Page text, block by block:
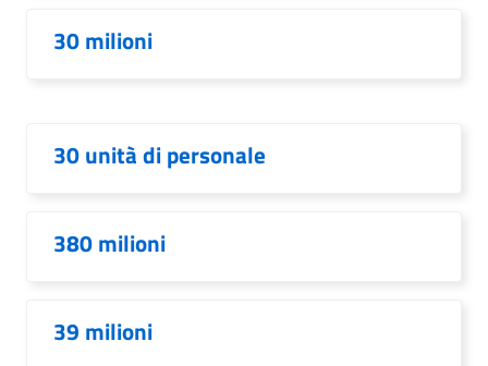
30 milioni
30 unità di personale
380 milioni
39 milioni